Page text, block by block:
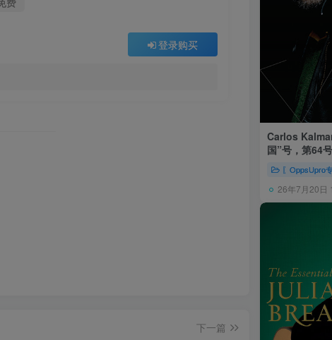
登录购买
下一篇
Carlos
国”号，第64
号 (俄勒冈交
〖OppsUpro专
26年7月20日